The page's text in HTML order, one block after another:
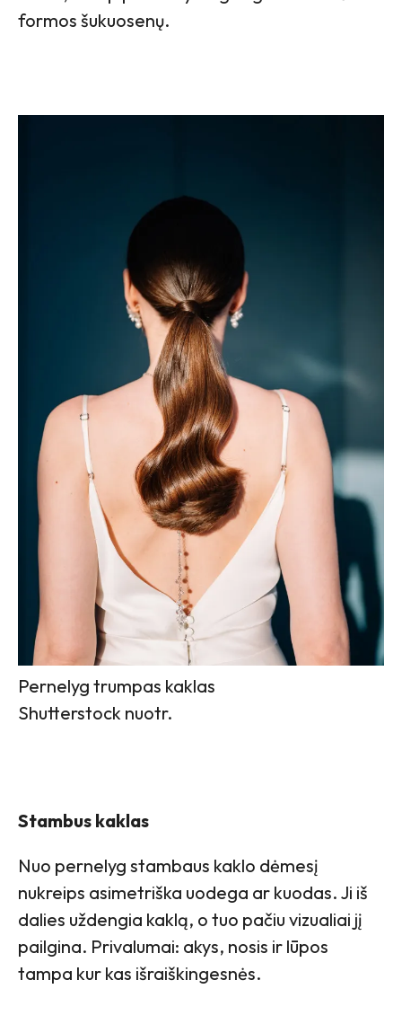
formos šukuosenų.
Pernelyg trumpas kaklas
Shutterstock nuotr.
Stambus kaklas
Nuo pernelyg stambaus kaklo dėmesį
nukreips asimetriška uodega ar kuodas. Ji iš
dalies uždengia kaklą, o tuo pačiu vizualiai jį
pailgina. Privalumai: akys, nosis ir lūpos
tampa kur kas išraiškingesnės.